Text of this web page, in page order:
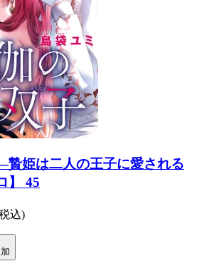
姫は二人の王子に愛される
】 45
込)